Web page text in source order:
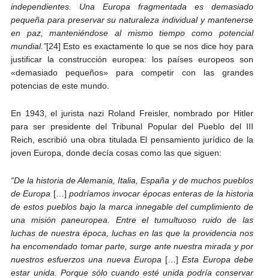
independientes. Una Europa fragmentada es demasiado
pequeña para preservar su naturaleza individual y mantenerse
en paz, manteniéndose al mismo tiempo como potencial
mundial.”[24] Esto es exactamente lo que se nos dice hoy para
justificar la construcción europea: los países europeos son
«demasiado pequeños» para competir con las grandes
potencias de este mundo.
En 1943, el jurista nazi Roland Freisler, nombrado por Hitler
para ser presidente del Tribunal Popular del Pueblo del III
Reich, escribió una obra titulada El pensamiento jurídico de la
joven Europa, donde decía cosas como las que siguen:
“De la historia de Alemania, Italia, España y de muchos pueblos
de Europa […] podríamos invocar épocas enteras de la historia
de estos pueblos bajo la marca innegable del cumplimiento de
una misión paneuropea. Entre el tumultuoso ruido de las
luchas de nuestra época, luchas en las que la providencia nos
ha encomendado tomar parte, surge ante nuestra mirada y por
nuestros esfuerzos una nueva Europa […]Esta Europa debe
estar unida. Porque sólo cuando esté unida podría conservar